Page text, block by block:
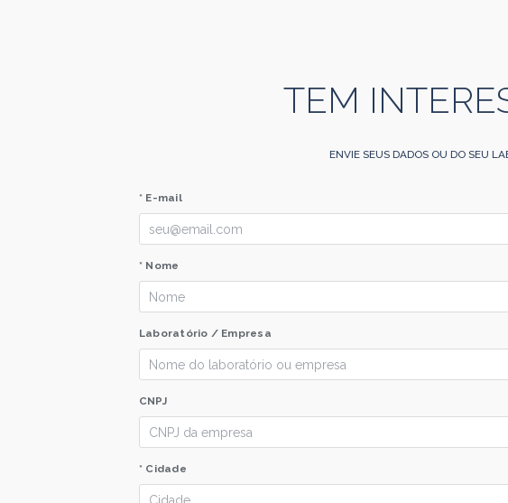
TEM
ENVIE SEUS DADOS OU DO SEU
* E-mail
* Nome
Laboratório / Empresa
CNPJ
* Cidade